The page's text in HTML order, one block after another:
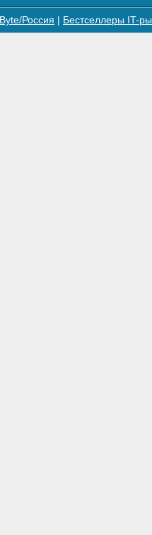
Byte/Россия Бестселлеры IT-